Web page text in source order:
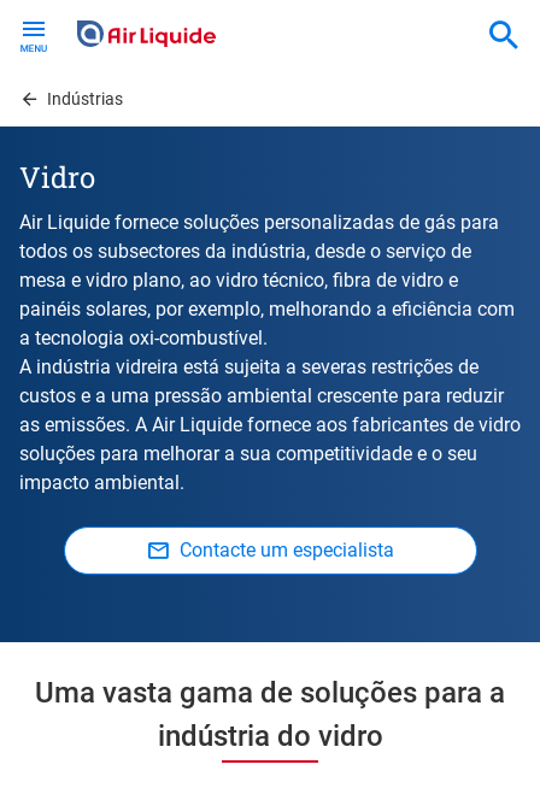
contentIndústrias
Vidro
Air Liquide fornece soluções personalizadas de gás para
todos os subsectores da indústria, desde o serviço de
mesa e vidro plano, ao vidro técnico, fibra de vidro e
painéis solares, por exemplo, melhorando a eficiência com
a tecnologia oxi-combustível.
A indústria vidreira está sujeita a severas restrições de
custos e a uma pressão ambiental crescente para reduzir
as emissões. A Air Liquide fornece aos fabricantes de vidro
soluções para melhorar a sua competitividade e o seu
impacto ambiental.
Contacte um especialista
Uma vasta gama de soluções para a
indústria do vidro